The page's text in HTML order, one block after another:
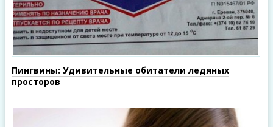
Пингвины: Удивительные обитатели ледяных
просторов